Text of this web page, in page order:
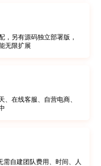
，另有源码独立部署版，
无限扩展
、在线客服、自营电商、
需自建团队费用、时间、人